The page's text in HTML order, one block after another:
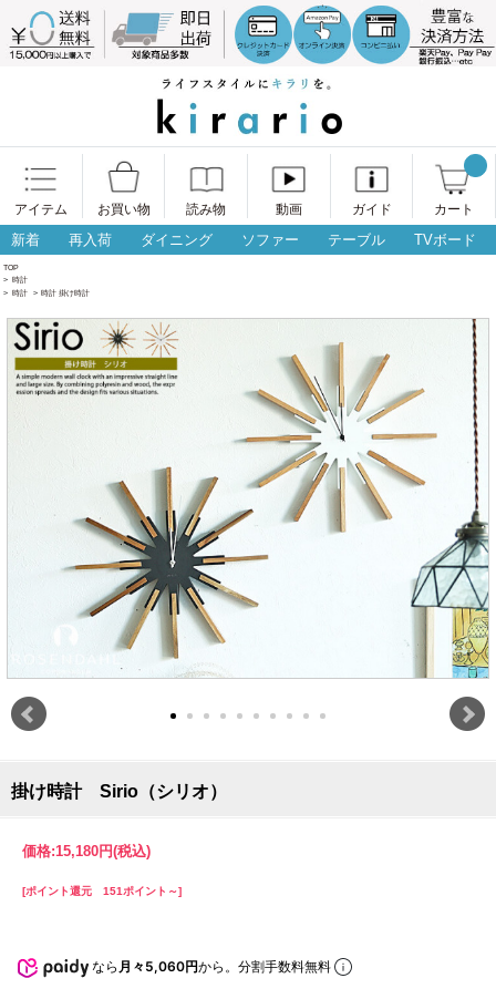
アイテム お買い物 読み物 動画 ガイド カート
新着 再入荷 ダイニング ソファー テーブル TVボード
TOP
> 時計
> 時計 > 時計 掛け時計
掛け時計 Sirio（シリオ）
価格:15,180円(税込)
[ポイント還元 151ポイント～]
なら 月々5,060円から。分割手数料無料